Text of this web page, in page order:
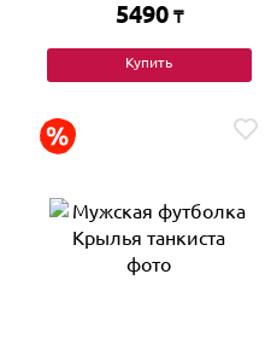
5490 ₸
Купить